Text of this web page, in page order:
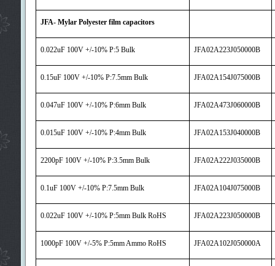
JFA- Mylar Polyester film capacitors
0.022uF 100V +/-10% P:5 Bulk JFA02A223J050000B
0.15uF 100V +/-10% P:7.5mm Bulk JFA02A154J075000B
0.047uF 100V +/-10% P:6mm Bulk JFA02A473J060000B
0.015uF 100V +/-10% P:4mm Bulk JFA02A153J040000B
2200pF 100V +/-10% P:3.5mm Bulk JFA02A222J035000B
0.1uF 100V +/-10% P:7.5mm Bulk JFA02A104J075000B
0.022uF 100V +/-10% P:5mm Bulk RoHS JFA02A223J050000B
1000pF 100V +/-5% P:5mm Ammo RoHS JFA02A102J050000A